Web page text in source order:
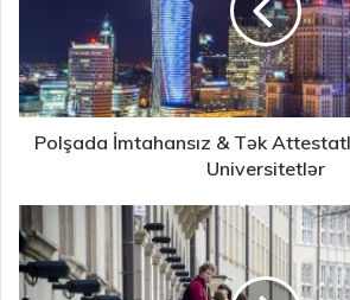
Polşada İmtahansız & Tək
Universitetlər